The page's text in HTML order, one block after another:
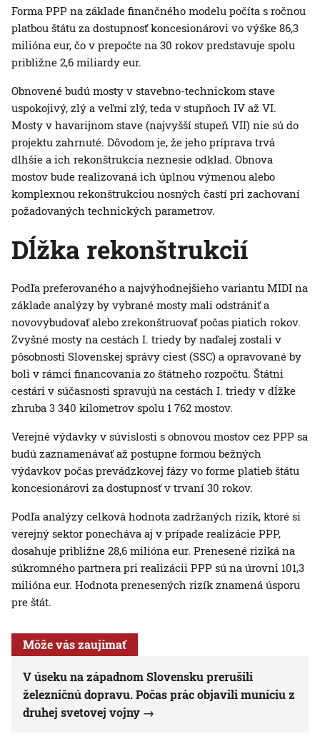
Forma PPP na základe finančného modelu počíta s ročnou
platbou štátu za dostupnosť koncesionárovi vo výške 86,3
milióna eur, čo v prepočte na 30 rokov predstavuje spolu
približne 2,6 miliardy eur.
Obnovené budú mosty v stavebno-technickom stave
uspokojivý, zlý a veľmi zlý, teda v stupňoch IV až VI.
Mosty v havarijnom stave (najvyšší stupeň VII) nie sú do
projektu zahrnuté. Dôvodom je, že jeho príprava trvá
dlhšie a ich rekonštrukcia neznesie odklad. Obnova
mostov bude realizovaná ich úplnou výmenou alebo
komplexnou rekonštrukciou nosných častí pri zachovaní
požadovaných technických parametrov.
Dĺžka rekonštrukcií
Podľa preferovaného a najvýhodnejšieho variantu MIDI na
základe analýzy by vybrané mosty mali odstrániť a
novovybudovať alebo zrekonštruovať počas piatich rokov.
Zvyšné mosty na cestách I. triedy by naďalej zostali v
pôsobnosti Slovenskej správy ciest (SSC) a opravované by
boli v rámci financovania zo štátneho rozpočtu. Štátni
cestári v súčasnosti spravujú na cestách I. triedy v dĺžke
zhruba 3 340 kilometrov spolu 1 762 mostov.
Verejné výdavky v súvislosti s obnovou mostov cez PPP sa
budú zaznamenávať až postupne formou bežných
výdavkov počas prevádzkovej fázy vo forme platieb štátu
koncesionárovi za dostupnosť v trvaní 30 rokov.
Podľa analýzy celková hodnota zadržaných rizík, ktoré si
verejný sektor ponecháva aj v prípade realizácie PPP,
dosahuje približne 28,6 milióna eur. Prenesené riziká na
súkromného partnera pri realizácii PPP sú na úrovni 101,3
milióna eur. Hodnota prenesených rizík znamená úsporu
pre štát.
Môže vás zaujímať
V úseku na západnom Slovensku prerušili
železničnú dopravu. Počas prác objavili muníciu z
druhej svetovej vojny